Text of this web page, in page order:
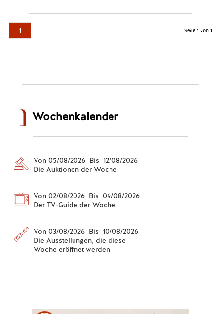
1 Seite 1 von 1
Wochenkalender
Von 05/08/2026 Bis 12/08/2026
Die Auktionen der Woche
Von 02/08/2026 Bis 09/08/2026
Der TV-Guide der Woche
Von 03/08/2026 Bis 10/08/2026
Die Ausstellungen, die diese
Woche eröffnet werden